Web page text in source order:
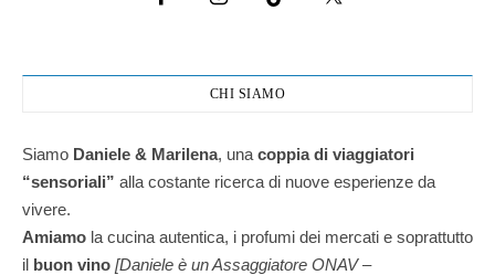
CHI SIAMO
Siamo Daniele & Marilena, una coppia di viaggiatori
“sensoriali” alla costante ricerca di nuove esperienze da
vivere.
Amiamo la cucina autentica, i profumi dei mercati e soprattutto
il buon vino [Daniele è un Assaggiatore ONAV –